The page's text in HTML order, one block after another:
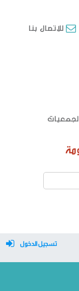
تسجيل الدخول